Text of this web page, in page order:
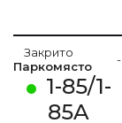
1-85/1-
85A
Закрито
Паркомясто
-